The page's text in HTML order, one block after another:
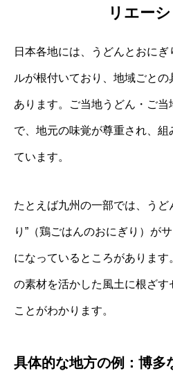
リエー
日本各地には、うどんとおに
ルが根付いており、地域ごと
あります。ご当地うどん・ご当
で、地元の味覚が尊重され、
ています。
たとえば九州の一部では、うど
り”（鶏ごはんのおにぎり）が
になっているところがありま
の素材を活かした風土に根ざす
ことがわかります。
具体的な地方の例：博多